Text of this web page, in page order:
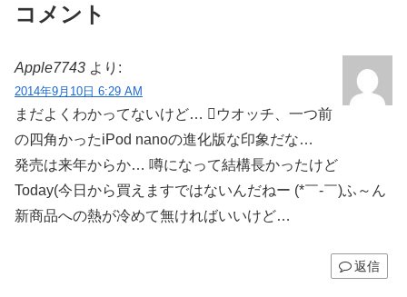
コメント
Apple7743 より:
2014年9月10日 6:29 AM
まだよくわかってないけど… ウオッチ、一つ前
の四角かったiPod nanoの進化版な印象だな…
発売は来年からか… 噂になって結構長かったけど
Today(今日から買えますではないんだねー (*￣-￣)ふ～ん
新商品への熱が冷めて無ければいいけど…
返信